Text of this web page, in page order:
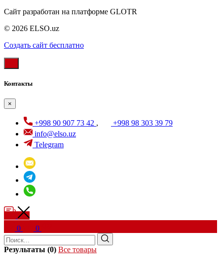
Сайт разработан на платформе GLOTR
© 2026 ELSO.uz
Создать cайт бесплатно
Контакты
×
+998 90 907 73 42 ,
+998 98 303 39 79
info@elso.uz
Telegram
0 0
Результаты (0) Все товары